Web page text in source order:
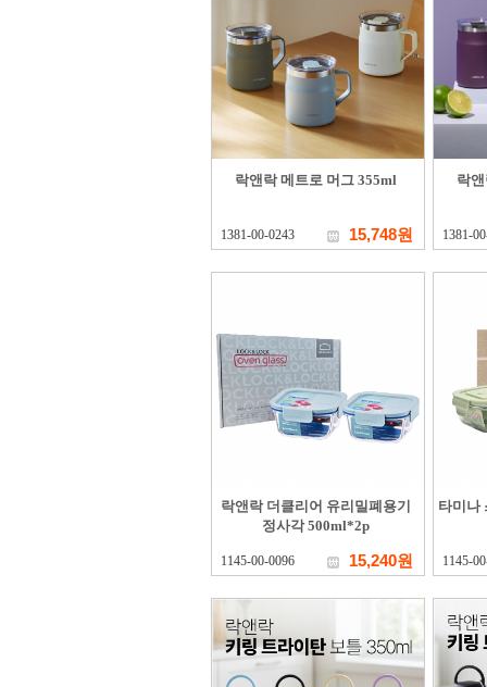
락앤락 메트로 머그 355ml
1381-00-0243 15,748원
락
1381-
락앤락 더클리어 유리밀폐용기
정사각 500ml*2p
1145-00-0096 15,240원
타미나
1145-